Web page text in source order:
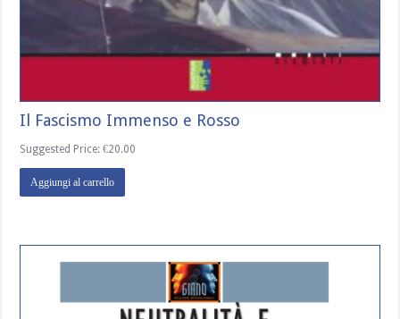
Il Fascismo Immenso e Rosso
Suggested Price:€20.00
Aggiungi al carrello